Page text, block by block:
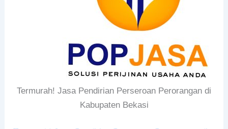
Termurah! Jasa Pendirian Perseroan Perorangan di
Kabupaten Bekasi